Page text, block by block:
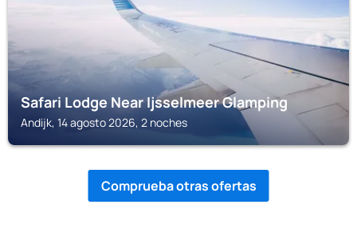
Safari Lodge Near Ijsselmeer Glamping
Andijk, 14 agosto 2026, 2 noches
Comprueba otras ofertas